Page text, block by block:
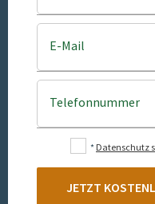
E-Mail
Telefonnummer
* Datenschutz
JETZT